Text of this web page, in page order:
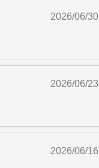
2026/06/30
2026/06/23
2026/06/16